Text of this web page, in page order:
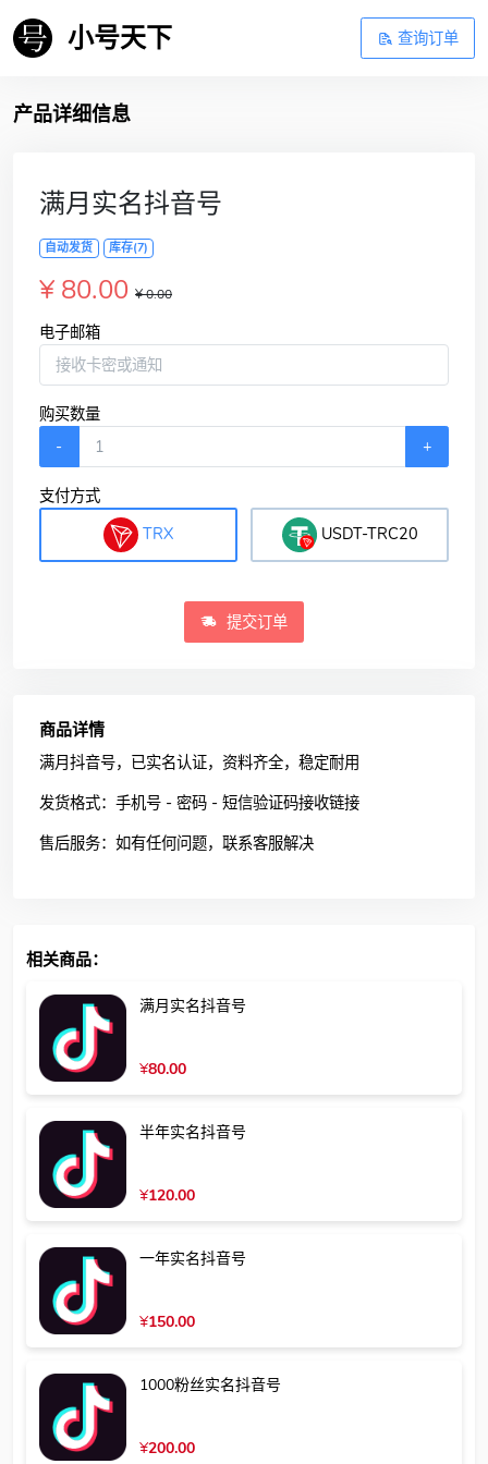
小号天下 查询订单
产品详细信息
满月实名抖音号
自动发货 库存(7)
¥ 80.00 ¥ 0.00
电子邮箱
购买数量
-
+
支付方式
TRX
USDT-TRC20
提交订单
商品详情
满月抖音号，已实名认证，资料齐全，稳定耐用
发货格式：手机号 - 密码 - 短信验证码接收链接
售后服务：如有任何问题，联系客服解决
相关商品：
满月实名抖音号
¥80.00
半年实名抖音号
¥120.00
一年实名抖音号
¥150.00
1000粉丝实名抖音号
¥200.00